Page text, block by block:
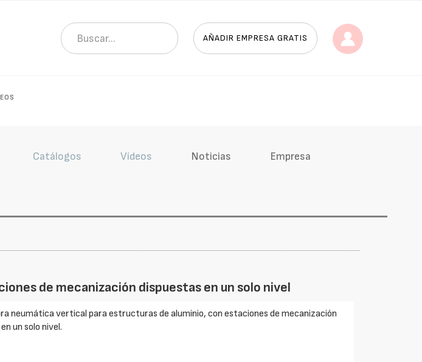
AÑADIR EMPRESA GRATIS
Catálogos Vídeos Noticias Empresa
de mecanización dispuestas en un solo nivel
neumática vertical para estructuras de aluminio, con estaciones de mecanización
un solo nivel.